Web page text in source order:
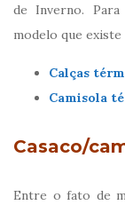
de Inverno.
modelo que
Calças
Camisola
Casaco/
Entre o fato de